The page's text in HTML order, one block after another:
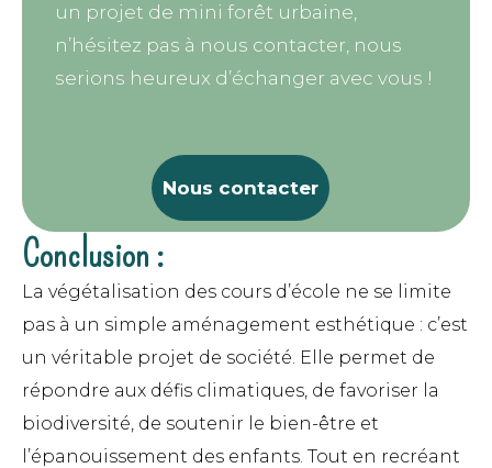
un projet de mini forêt urbaine,
n’hésitez pas à nous contacter, nous
serions heureux d’échanger avec vous !
Nous contacter
Conclusion :
La végétalisation des cours d’école ne se limite
pas à un simple aménagement esthétique : c’est
un véritable projet de société. Elle permet de
répondre aux défis climatiques, de favoriser la
biodiversité, de soutenir le bien-être et
l’épanouissement des enfants. Tout en recréant